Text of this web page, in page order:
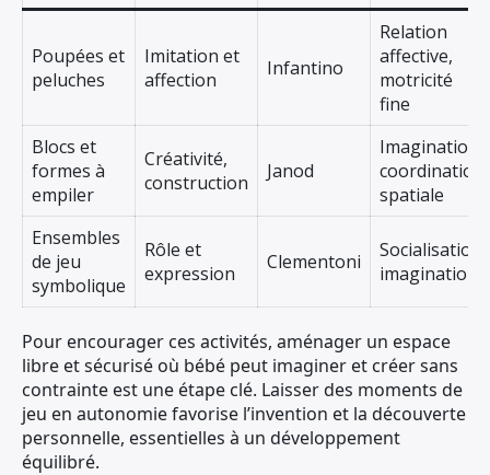
Poupées et
peluches
Imitation et
affection
Infantino
Relation
affective,
motricité
fine
Blocs et
formes à
empiler
Créativité,
construction
Janod
Imagination,
coordination
spatiale
Ensembles
de jeu
symbolique
Rôle et
expression
Clementoni
Socialisation,
imagination
Pour encourager ces activités, aménager un espace
libre et sécurisé où bébé peut imaginer et créer sans
contrainte est une étape clé. Laisser des moments de
jeu en autonomie favorise l’invention et la découverte
personnelle, essentielles à un développement
équilibré.